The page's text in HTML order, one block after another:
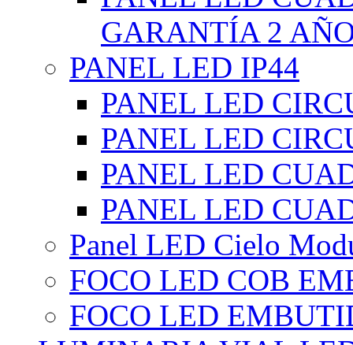
GARANTÍA 2
PANEL LED IP44
PANEL LED
PANEL LED
PANEL LED
PANEL LED
Panel LED Cielo
FOCO LED COB
FOCO LED